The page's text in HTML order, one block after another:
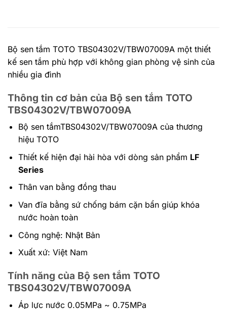
Bộ sen tắm TOTO TBS04302V/TBW07009A một thiết
kế sen tắm phù hợp với không gian phòng vệ sinh của
nhiều gia đình
Thông tin cơ bản của Bộ sen tắm TOTO
TBS04302V/TBW07009A
Bộ sen tắmTBS04302V/TBW07009A của thương
hiệu TOTO
Thiết kế hiện đại hài hòa với dòng sản phẩm LF
Series
Thân van bằng đồng thau
Van đĩa bằng sứ chống bám cặn bẩn giúp khóa
nước hoàn toàn
Công nghệ: Nhật Bản
Xuất xứ: Việt Nam
Tính năng của Bộ sen tắm TOTO
TBS04302V/TBW07009A
Áp lực nước 0.05MPa ~ 0.75MPa